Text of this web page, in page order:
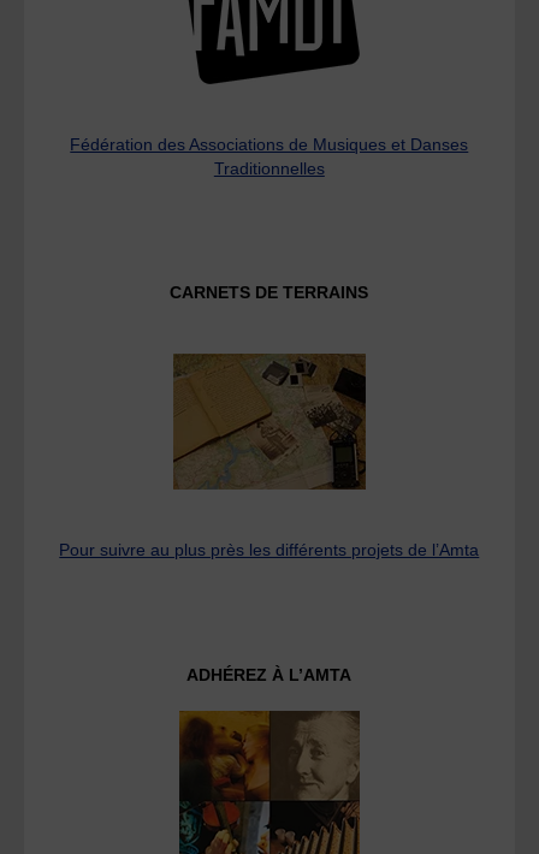
Fédération des Associations de Musiques et Danses
Traditionnelles
CARNETS DE TERRAINS
Pour suivre au plus près les différents projets de l’Amta
ADHÉREZ À L’AMTA